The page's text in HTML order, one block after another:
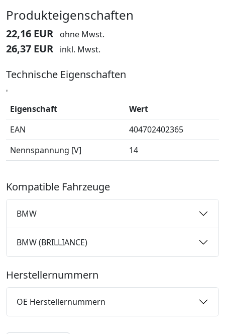
Produkteigenschaften
22,16 EUR ohne Mwst.
26,37 EUR inkl. Mwst.
Technische Eigenschaften
'
Eigenschaft
Wert
EAN
404702402365
Nennspannung [V]
14
Kompatible Fahrzeuge
BMW
BMW (BRILLIANCE)
Herstellernummern
OE Herstellernummern